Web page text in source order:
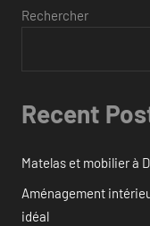
Rechercher
Recent
Matelas et mobilier à
Aménagement
idéal